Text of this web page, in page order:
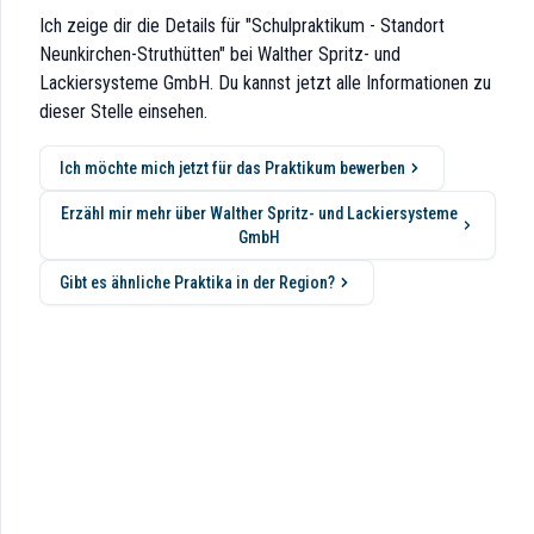
Handwerker und Industriekunden auf der ganzen Welt
du das Prakiktum machen möchtest,
Ich zeige dir die Details für "Schulpraktikum - Standort
Neunkirchen-Struthütten" bei Walther Spritz- und
Lackiersysteme GmbH. Du kannst jetzt alle Informationen zu
dieser Stelle einsehen.
Ich möchte mich jetzt für das Praktikum bewerben
Erzähl mir mehr über Walther Spritz- und Lackiersysteme
GmbH
Gibt es ähnliche Praktika in der Region?